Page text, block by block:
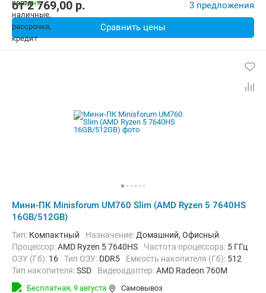
от2 769,00 p. 3 предложения
Сравнить цены
Мини-ПК Minisforum UM760 Slim (AMD Ryzen 5 7640HS
16GB/512GB)
Тип: Компактный Назначение: Домашний, Офисный
Процессор:AMD Ryzen 5 7640HS Частота процессора: 5 ГГц
ОЗУ (Гб): 16 Тип ОЗУ: DDR5 Емкость накопителя (Гб): 512
Тип накопителя:SSD Видеоадаптер:AMD Radeon 760M
Операционная система:
Бесплатная, 9 августа
Самовывоз